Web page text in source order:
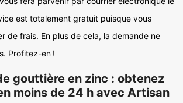
est totalement gratuit puisque vous
de frais. En plus de cela, la demande ne
Profitez-en !
gouttière en zinc : obtenez
moins de 24 h avec Artisan